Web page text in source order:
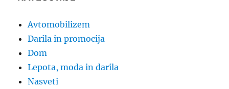
Avtomobilizem
Darila in promocija
Dom
Lepota, moda in darila
Nasveti